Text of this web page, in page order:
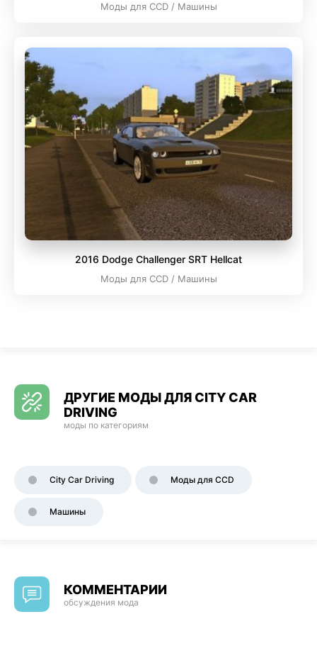
Моды для CCD / Машины
2016 Dodge Challenger SRT Hellcat
Моды для CCD / Машины
ДРУГИЕ МОДЫ ДЛЯ CITY CAR
DRIVING
моды по категориям
City Car Driving Моды для CCD
Машины
КОММЕНТАРИИ
обсуждения мода